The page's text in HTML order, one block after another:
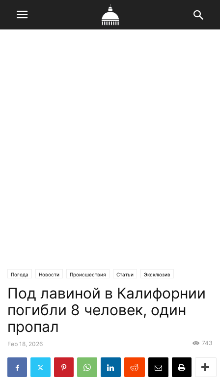
Погода Новости Происшествия Статьи Эксклюзив
Под лавиной в Калифорнии
погибли 8 человек, один
пропал
Feb 18, 2026 743